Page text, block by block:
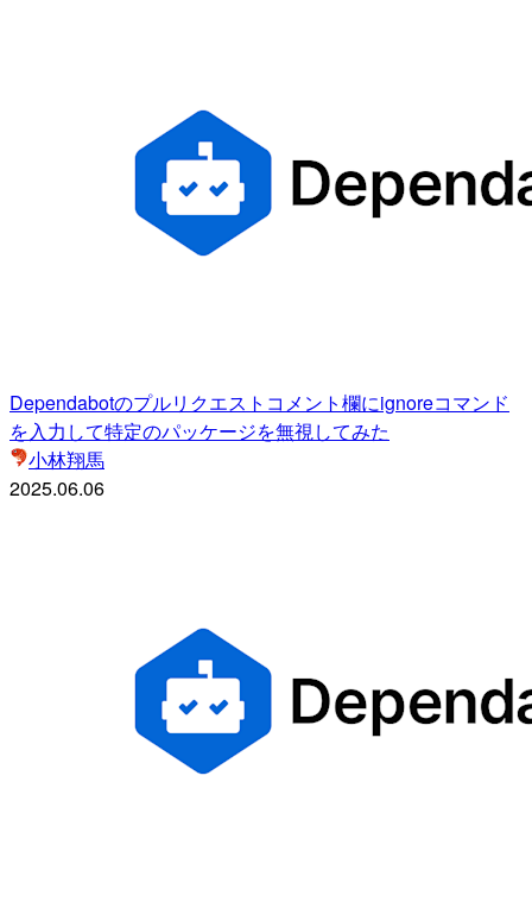
Dependabotのプルリクエストコメント欄にignoreコマンド
を入力して特定のパッケージを無視してみた
小林翔馬
2025.06.06